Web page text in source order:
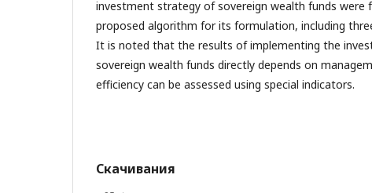
investment strategy of sovereign wealth funds were
proposed algorithm for its formulation, including
It is noted that the results of implementing the
sovereign wealth funds directly depends on
efficiency can be assessed using special indicators.
Скачивания